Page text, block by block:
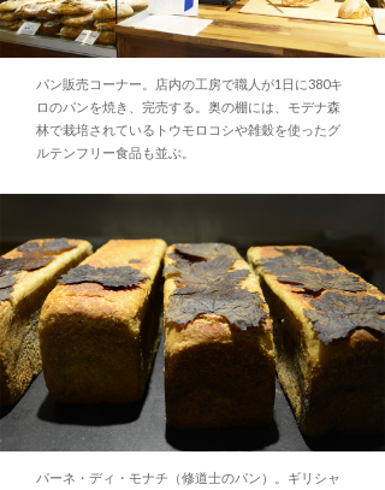
パン販売コーナー。店内の工房で職人が1日に380キ
ロのパンを焼き、完売する。奥の棚には、モデナ森
林で栽培されているトウモロコシや雑穀を使ったグ
ルテンフリー食品も並ぶ。
パーネ・ディ・モナチ（修道士のパン）。ギリシャ